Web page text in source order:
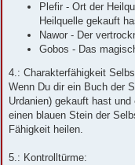
Plefir - Ort der
Heilquelle gekauft
Nawor - Der
Gobos - Das
4.: Charakterfähigkeit
Wenn Du dir ein Buch der
Urdanien) gekauft hast
einen blauen Stein der
Fähigkeit heilen.
5.: Kontrolltürme: